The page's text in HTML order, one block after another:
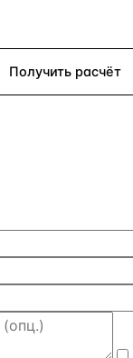
Получить расчёт